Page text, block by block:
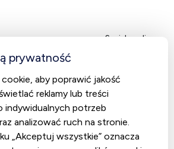
inteligencja
Social media
prywatność
aby poprawić jakość
reklamy lub treści
indywidualnych potrzeb
analizować ruch na stronie.
„Akceptuj wszystkie” oznacza